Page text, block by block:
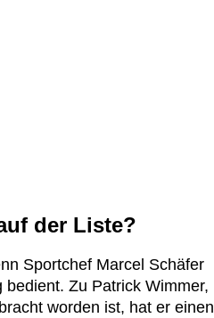
der Liste?
Sportchef Marcel Schäfer
Zu Patrick Wimmer,
worden ist, hat er einen